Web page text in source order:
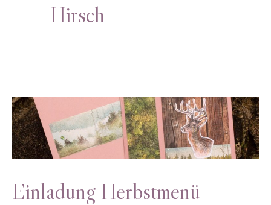
Hirsch
Einladung Herbstmenü